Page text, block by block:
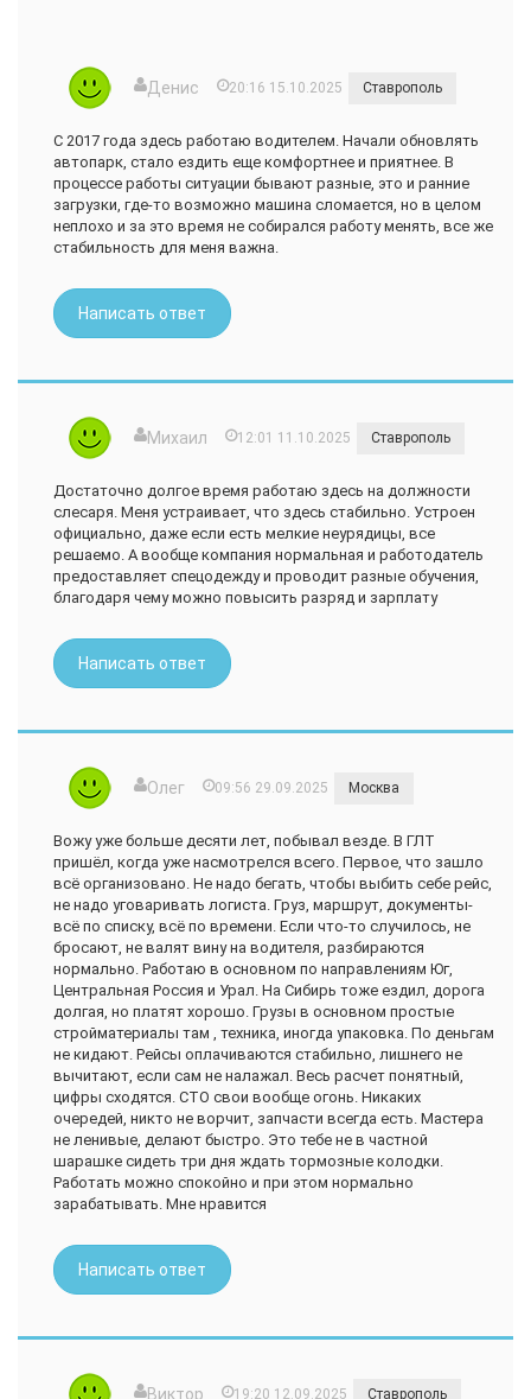
Денис 20:16 15.10.2025 Ставрополь
С 2017 года здесь работаю водителем. Начали обновлять
автопарк, стало ездить еще комфортнее и приятнее. В
процессе работы ситуации бывают разные, это и ранние
загрузки, где-то возможно машина сломается, но в целом
неплохо и за это время не собирался работу менять, все же
стабильность для меня важна.
Написать ответ
Михаил 12:01 11.10.2025 Ставрополь
Достаточно долгое время работаю здесь на должности
слесаря. Меня устраивает, что здесь стабильно. Устроен
официально, даже если есть мелкие неурядицы, все
решаемо. А вообще компания нормальная и работодатель
предоставляет спецодежду и проводит разные обучения,
благодаря чему можно повысить разряд и зарплату
Написать ответ
Олег 09:56 29.09.2025 Москва
Вожу уже больше десяти лет, побывал везде. В ГЛТ
пришёл, когда уже насмотрелся всего. Первое, что зашло
всё организовано. Не надо бегать, чтобы выбить себе рейс,
не надо уговаривать логиста. Груз, маршрут, документы-
всё по списку, всё по времени. Если что-то случилось, не
бросают, не валят вину на водителя, разбираются
нормально. Работаю в основном по направлениям Юг,
Центральная Россия и Урал. На Сибирь тоже ездил, дорога
долгая, но платят хорошо. Грузы в основном простые
стройматериалы там , техника, иногда упаковка. По деньгам
не кидают. Рейсы оплачиваются стабильно, лишнего не
вычитают, если сам не налажал. Весь расчет понятный,
цифры сходятся. СТО свои вообще огонь. Никаких
очередей, никто не ворчит, запчасти всегда есть. Мастера
не ленивые, делают быстро. Это тебе не в частной
шарашке сидеть три дня ждать тормозные колодки.
Работать можно спокойно и при этом нормально
зарабатывать. Мне нравится
Написать ответ
Виктор 19:20 12.09.2025 Ставрополь